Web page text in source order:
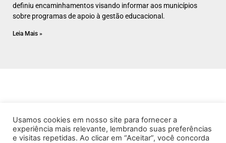
definiu encaminhamentos visando informar aos municípios
sobre programas de apoio à gestão educacional.
Leia Mais »
Usamos cookies em nosso site para fornecer a
experiência mais relevante, lembrando suas preferências
e visitas repetidas. Ao clicar em “Aceitar”, você concorda